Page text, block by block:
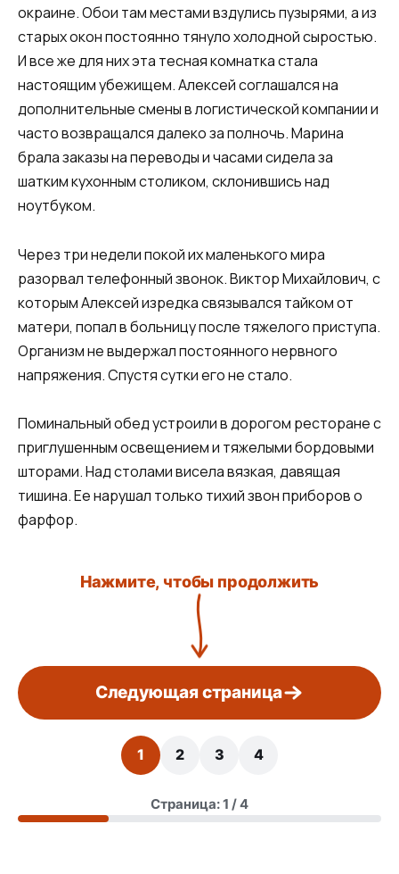
окраине. Обои там местами вздулись пузырями, а из
старых окон постоянно тянуло холодной сыростью.
И все же для них эта тесная комнатка стала
настоящим убежищем. Алексей соглашался на
дополнительные смены в логистической компании и
часто возвращался далеко за полночь. Марина
брала заказы на переводы и часами сидела за
шатким кухонным столиком, склонившись над
ноутбуком.
Через три недели покой их маленького мира
разорвал телефонный звонок. Виктор Михайлович, с
которым Алексей изредка связывался тайком от
матери, попал в больницу после тяжелого приступа.
Организм не выдержал постоянного нервного
напряжения. Спустя сутки его не стало.
Поминальный обед устроили в дорогом ресторане с
приглушенным освещением и тяжелыми бордовыми
шторами. Над столами висела вязкая, давящая
тишина. Ее нарушал только тихий звон приборов о
фарфор.
Нажмите, чтобы продолжить
Следующая страница
1 2 3 4
Страница: 1 / 4